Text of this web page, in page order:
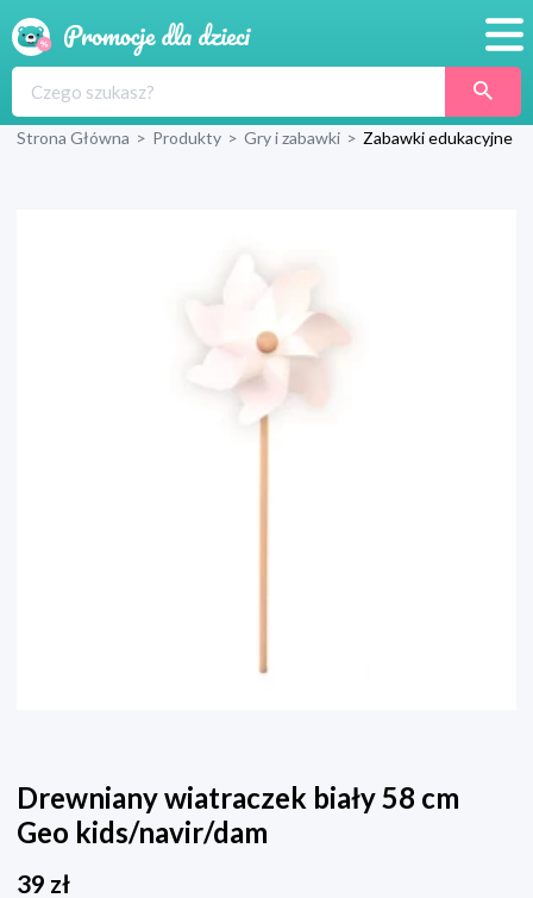
Produkty
Wyprawka
Strona Główna > Produkty > Gry i zabawki > Zabawki edukacyjne
Drewniany wiatraczek biały 58 cm
Geo kids/navir/dam
39 zł